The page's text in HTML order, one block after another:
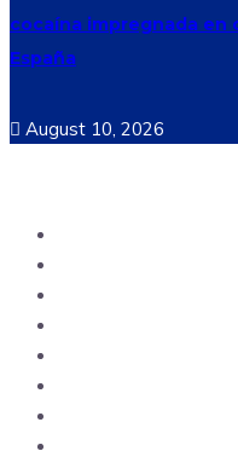
cocaína impregnada en
España
August 10, 2026